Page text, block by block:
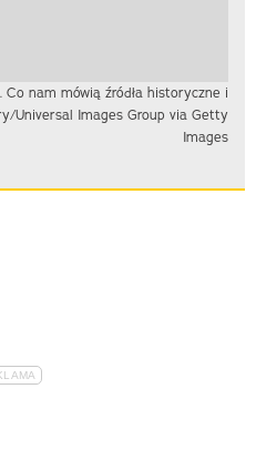
nam mówią źródła historyczne i
Universal Images Group via Getty
Images